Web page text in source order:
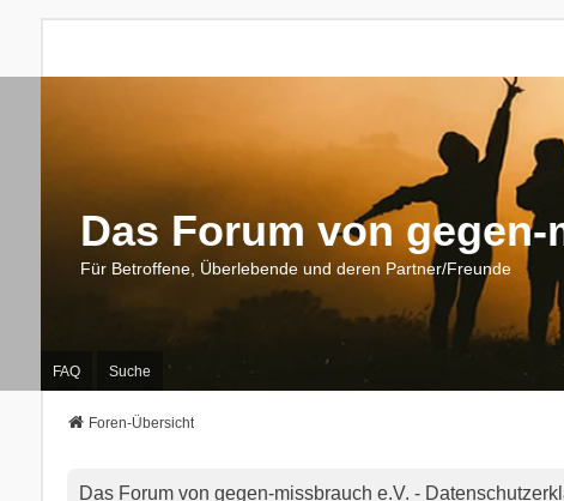
Das Forum von gegen-
Für Betroffene, Überlebende und deren Partner/Freunde
FAQ Suche
Foren-Übersicht
Das Forum von gegen-missbrauch e.V. -